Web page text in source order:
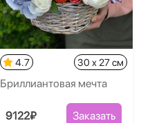
4.7 30 x 27 см
Бриллиантовая мечта
9122₽ Заказать